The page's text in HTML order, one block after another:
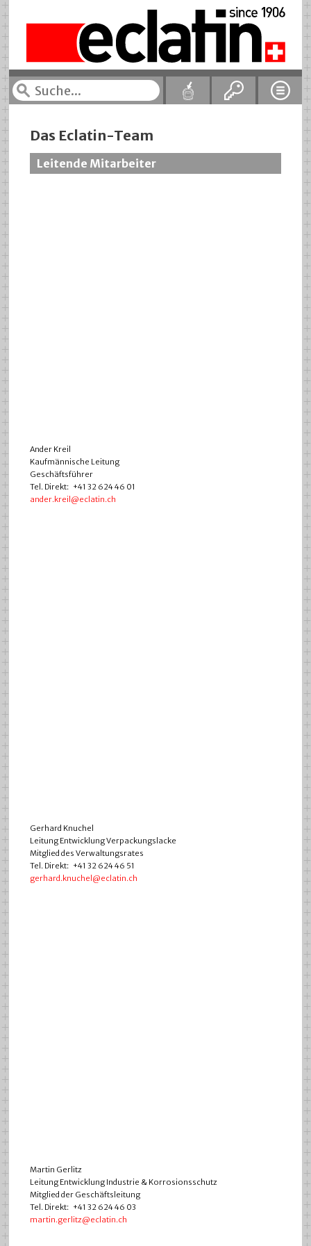
Das Eclatin-Team
Leitende Mitarbeiter
Ander Kreil
Kaufmännische Leitung
Geschäftsführer
Tel. Direkt: +41 32 624 46 01
ander.kreil@eclatin.ch
Gerhard Knuchel
Leitung Entwicklung Verpackungslacke
Mitglied des Verwaltungsrates
Tel. Direkt: +41 32 624 46 51
gerhard.knuchel@eclatin.ch
Martin Gerlitz
Leitung Entwicklung Industrie & Korrosionsschutz
Mitglied der Geschäftsleitung
Tel. Direkt: +41 32 624 46 03
martin.gerlitz@eclatin.ch